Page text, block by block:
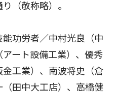
（敬称略）。
功労者／中村光良（中
ート設備工業）、優秀
工業）、南波将史（倉
田中大工店）、高橋健